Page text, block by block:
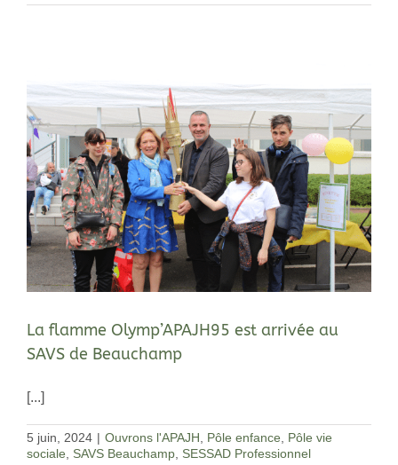
La flamme Olymp’APAJH95 est arrivée au
SAVS de Beauchamp
[...]
5 juin, 2024 | Ouvrons l'APAJH, Pôle enfance, Pôle vie
sociale, SAVS Beauchamp, SESSAD Professionnel